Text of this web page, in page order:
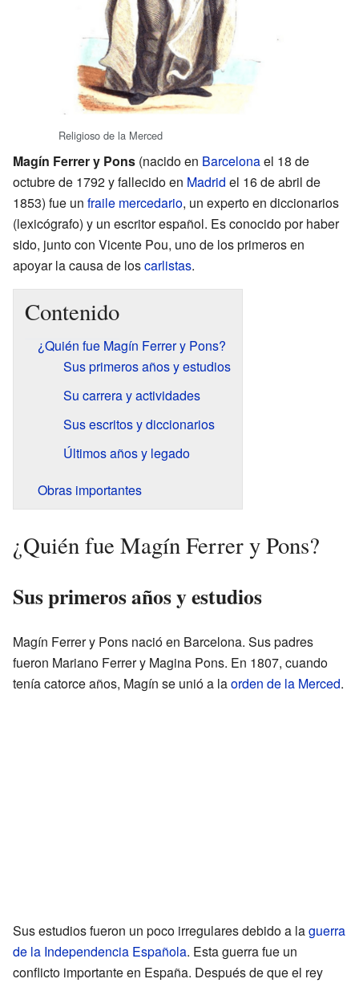
Religioso de la Merced
Magín Ferrer y Pons (nacido en Barcelonael 18 de
octubre de 1792 y fallecido en Madrid el 16 de abril de
1853) fue un fraile mercedario, un experto en diccionarios
(lexicógrafo) y un escritor español. Es conocido por haber
sido, junto con Vicente Pou, uno de los primeros en
apoyar la causa de loscarlistas.
Contenido
¿Quién fue Magín Ferrer y Pons?
Sus primeros años y estudios
Su carrera y actividades
Sus escritos y diccionarios
Últimos años y legado
Obras importantes
¿Quién fue Magín Ferrer y Pons?
Sus primeros años y estudios
Magín Ferrer y Pons nació en Barcelona. Sus padres
fueron Mariano Ferrer y Magina Pons. En 1807, cuando
tenía catorce años, Magín se unió a laorden de la Merced.
Sus estudios fueron un poco irregulares debido a laguerra
de la Independencia Española. Esta guerra fue un
conflicto importante en España. Después de que el rey